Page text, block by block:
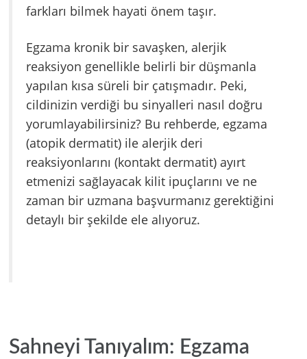
farkları bilmek hayati önem taşır.
Egzama kronik bir savaşken, alerjik
reaksiyon genellikle belirli bir düşmanla
yapılan kısa süreli bir çatışmadır. Peki,
cildinizin verdiği bu sinyalleri nasıl doğru
yorumlayabilirsiniz? Bu rehberde, egzama
(atopik dermatit) ile alerjik deri
reaksiyonlarını (kontakt dermatit) ayırt
etmenizi sağlayacak kilit ipuçlarını ve ne
zaman bir uzmana başvurmanız gerektiğini
detaylı bir şekilde ele alıyoruz.
Sahneyi Tanıyalım: Egzama